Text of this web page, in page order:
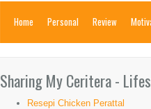
Home Personal Review
Sharing My Ceritera -
Resepi Chicken Perattal